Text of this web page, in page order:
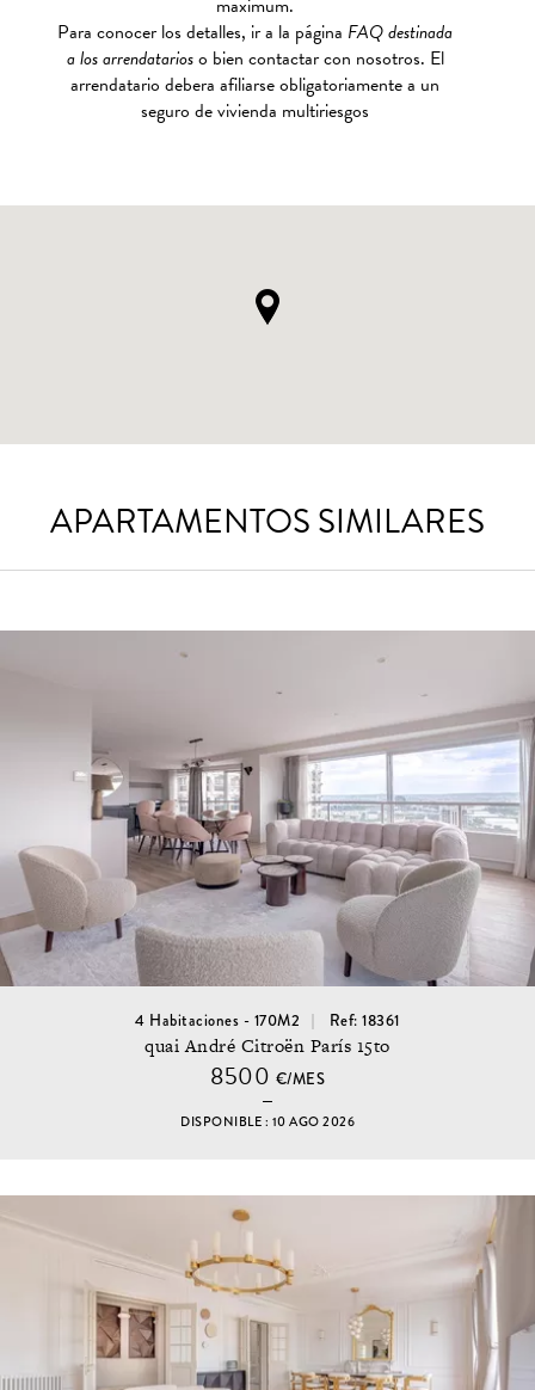
Para conocer los detalles, ir a la página FAQ destinada
a los arrendatarioso bien contactar con nosotros. El
arrendatario debera afiliarse obligatoriamente a un
seguro de vivienda multiriesgos
APARTAMENTOS SIMILARES
4 Habitaciones - 170M2 Ref: 18361
quai André Citroën París 15to
8500 €/MES
DISPONIBLE : 10 AGO 2026